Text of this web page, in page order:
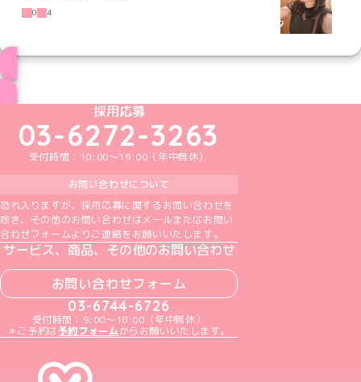
0
4
めいどりーみんTikTok公式アカウント
めいどりーみんX公式アカウント
めいどりーみんInstagram公式アカウント
めいどりーみんFacebook公式アカウン
めいどりーみんYouTube公式アカ
採用応募
03-6272-3263
受付時間：10:00～19:00（年中無休）
お問い合わせについて
恐れ入りますが、採用応募に関するお問い合わせを
除き、その他のお問い合わせはメールまたはお問い
合わせフォームよりご連絡をお願いいたします。
サービス、商品、その他のお問い合わせ
お問い合わせフォーム
03-6744-6726
受付時間：9:00～18:00（年中無休）
＊ご予約は予約フォームからお願いいたします。